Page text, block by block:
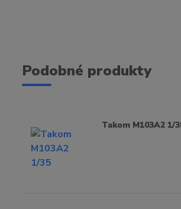
Podobné produkty
Takom M103A2 1/